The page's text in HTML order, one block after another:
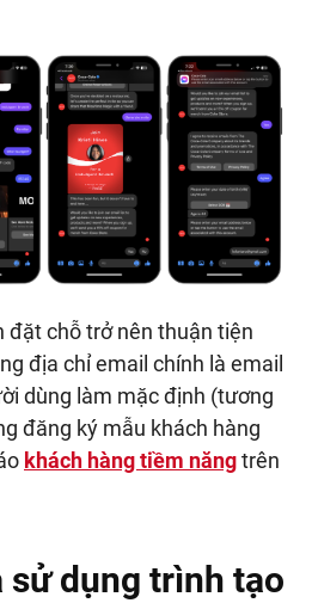
đặt chỗ trở nên thuận tiện
địa chỉ email chính là email
dùng làm mặc định (tương
đăng ký mẫu khách hàng
khách hàng tiềm năngtrên
sử dụng trình tạo